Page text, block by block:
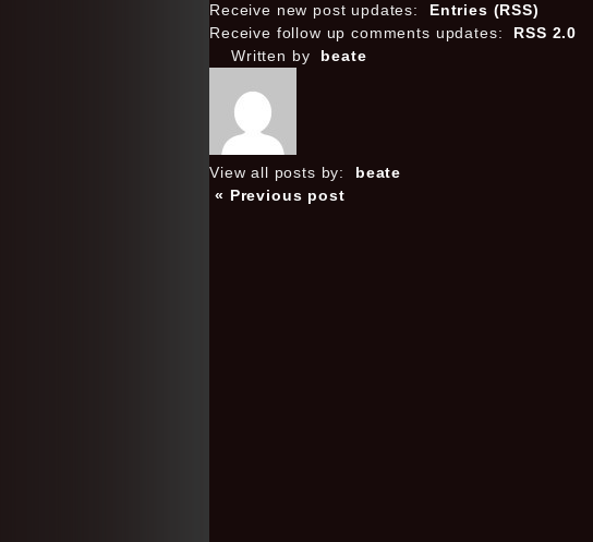
Receive new post updates:
Entries (RSS)
Receive follow up comments updates:
RSS 2.0
Written by
beate
View all posts by:
beate
« Previous post